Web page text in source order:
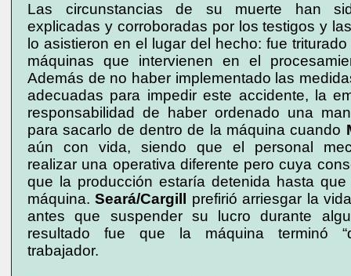
Las circunstancias de su muerte han
explicadas y corroboradas por los testigos y
lo asistieron en el lugar del hecho: fue
máquinas que intervienen en el
Además de no haber implementado las
adecuadas para impedir este accidente, la
responsabilidad de haber ordenado una
para sacarlo de dentro de la máquina cuando
aún con vida, siendo que el personal
realizar una operativa diferente pero cuya
que la producción estaría detenida hasta
máquina.Seará/Cargill
prefirió arriesgar la
antes que suspender su lucro durante
resultado fue que la máquina terminó
trabajador.